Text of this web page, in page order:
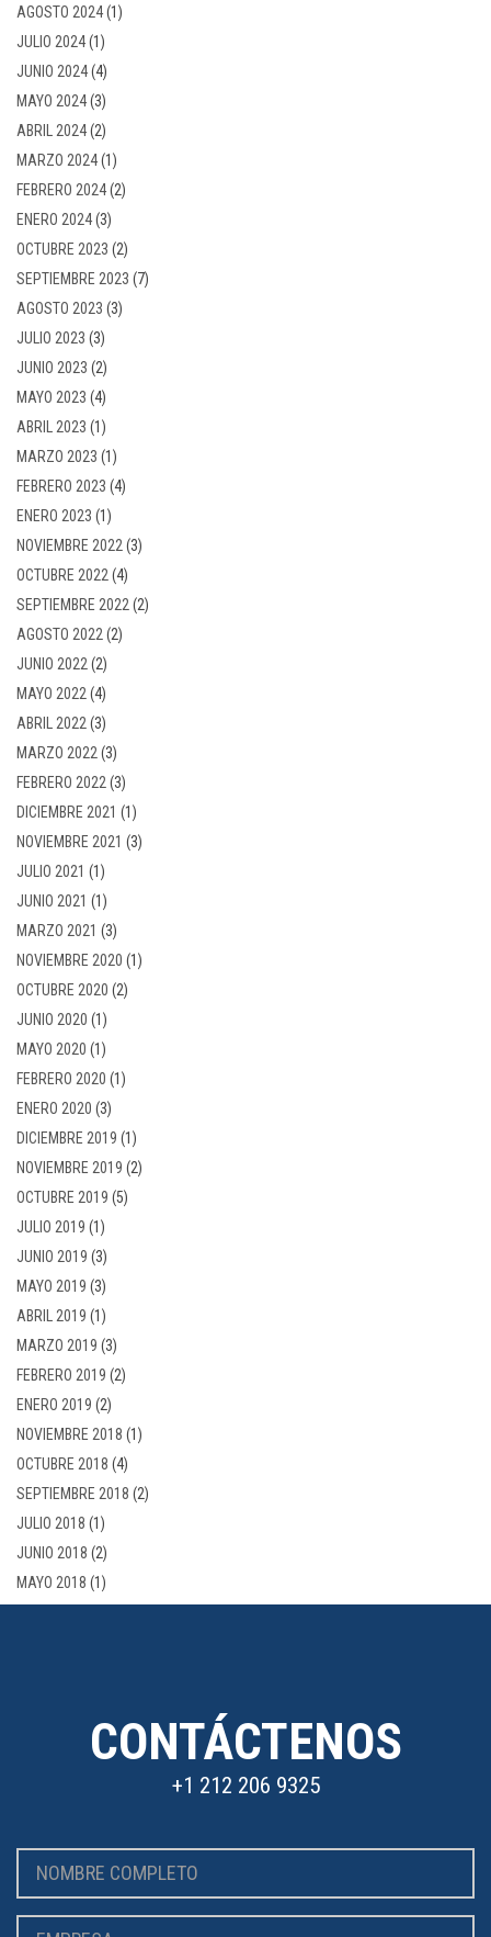
AGOSTO 2024(1)
JULIO 2024(1)
JUNIO 2024(4)
MAYO 2024(3)
ABRIL 2024(2)
MARZO 2024(1)
FEBRERO 2024(2)
ENERO 2024(3)
OCTUBRE 2023 (2)
SEPTIEMBRE 2023 (7)
AGOSTO 2023 (3)
JULIO 2023 (3)
JUNIO 2023 (2)
MAYO 2023 (4)
ABRIL 2023 (1)
MARZO 2023 (1)
FEBRERO 2023 (4)
ENERO 2023 (1)
NOVIEMBRE 2022 (3)
OCTUBRE 2022 (4)
SEPTIEMBRE 2022 (2)
AGOSTO 2022 (2)
JUNIO 2022 (2)
MAYO 2022 (4)
ABRIL 2022 (3)
MARZO 2022 (3)
FEBRERO 2022 (3)
DICIEMBRE 2021 (1)
NOVIEMBRE 2021 (3)
JULIO 2021 (1)
JUNIO 2021 (1)
MARZO 2021 (3)
NOVIEMBRE 2020 (1)
OCTUBRE 2020 (2)
JUNIO 2020 (1)
MAYO 2020 (1)
FEBRERO 2020 (1)
ENERO 2020 (3)
DICIEMBRE 2019 (1)
NOVIEMBRE 2019 (2)
OCTUBRE 2019 (5)
JULIO 2019 (1)
JUNIO 2019 (3)
MAYO 2019 (3)
ABRIL 2019 (1)
MARZO 2019 (3)
FEBRERO 2019 (2)
ENERO 2019 (2)
NOVIEMBRE 2018 (1)
OCTUBRE 2018 (4)
SEPTIEMBRE 2018 (2)
JULIO 2018 (1)
JUNIO 2018 (2)
MAYO 2018 (1)
CONTÁCTENOS
+1 212 206 9325